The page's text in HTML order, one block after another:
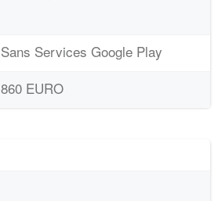
Sans Services Google Play
860 EURO